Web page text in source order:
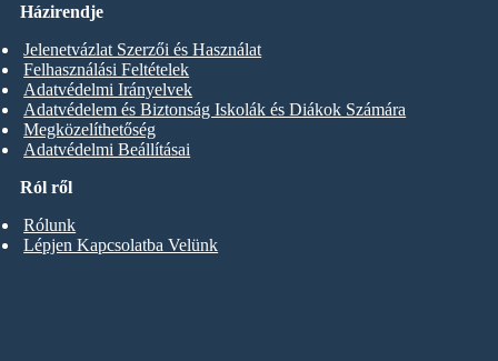
Ról ről
Rólunk
Lépjen Kapcsolatba Velünk
Házirendje
Jelenetvázlat Szerzői és Használat
Felhasználási Feltételek
Adatvédelmi Irányelvek
Adatvédelem és Biztonság Iskolák és Diákok Számára
Megközelíthetőség
Adatvédelmi Beállításai